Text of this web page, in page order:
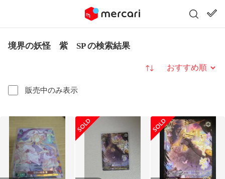
境界の妖怪 紫 SP の検索結果
販売中のみ表示
並び替え